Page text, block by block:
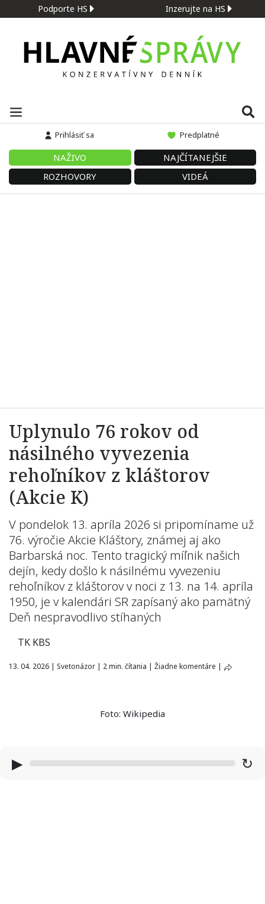
Podporte HS Inzerujte na HS
Prihlásiť sa Predplatné
NAŽIVO
NAJČÍTANEJŠIE
ROZHOVORY
VIDEÁ
Uplynulo 76 rokov od
násilného vyvezenia
rehoľníkov z kláštorov
(Akcie K)
V pondelok 13. apríla 2026 si pripomíname už
76. výročie Akcie Kláštory, známej aj ako
Barbarská noc. Tento tragický míľnik našich
dejín, kedy došlo k násilnému vyvezeniu
rehoľníkov z kláštorov v noci z 13. na 14. apríla
1950, je v kalendári SR zapísaný ako pamätný
Deň nespravodlivo stíhaných
TK KBS
13. 04. 2026 | Svetonázor | 2 min. čítania | Žiadne komentáre |
Foto: Wikipedia
▶ ↻